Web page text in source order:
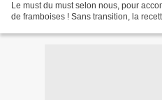
Le must du must selon nous, pour
de framboises ! Sans transition, la